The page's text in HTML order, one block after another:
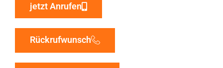
jetzt Anrufen
Rückrufwunsch